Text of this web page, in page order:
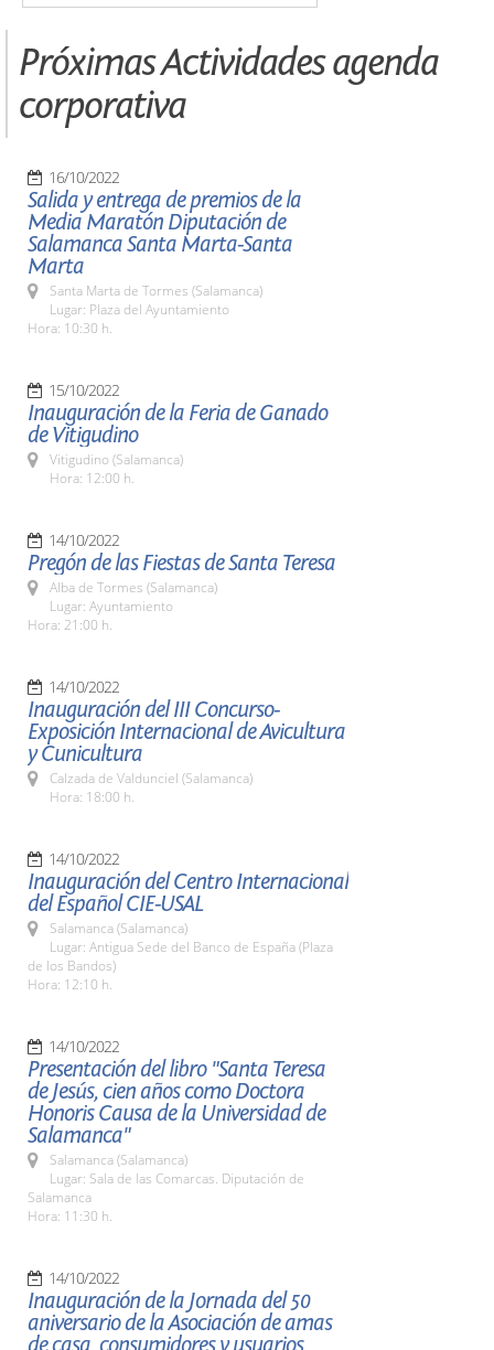
Próximas Actividades agenda
corporativa
16/10/2022
Salida y entrega de premios de la
Media Maratón Diputación de
Salamanca Santa Marta-Santa
Marta
Santa Marta de Tormes (Salamanca)
Lugar: Plaza del Ayuntamiento
Hora: 10:30 h.
15/10/2022
Inauguración de la Feria de Ganado
de Vitigudino
Vitigudino (Salamanca)
Hora: 12:00 h.
14/10/2022
Pregón de las Fiestas de Santa Teresa
Alba de Tormes (Salamanca)
Lugar: Ayuntamiento
Hora: 21:00 h.
14/10/2022
Inauguración del III Concurso-
Exposición Internacional de Avicultura
y Cunicultura
Calzada de Valdunciel (Salamanca)
Hora: 18:00 h.
14/10/2022
Inauguración del Centro Internacional
del Español CIE-USAL
Salamanca (Salamanca)
Lugar: Antigua Sede del Banco de España (Plaza
de los Bandos)
Hora: 12:10 h.
14/10/2022
Presentación del libro "Santa Teresa
de Jesús, cien años como Doctora
Honoris Causa de la Universidad de
Salamanca"
Salamanca (Salamanca)
Lugar: Sala de las Comarcas. Diputación de
Salamanca
Hora: 11:30 h.
14/10/2022
Inauguración de la Jornada del 50
aniversario de la Asociación de amas